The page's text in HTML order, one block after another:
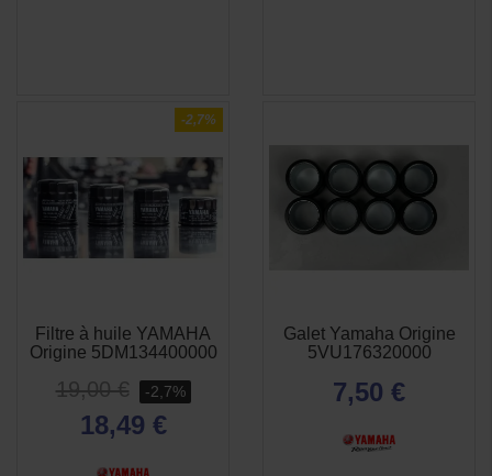
-2,7%
Filtre à huile YAMAHA
Origine 5DM134400000
19,00 € -2,7%
18,49 €
Galet Yamaha Origine
5VU176320000
7,50 €
APERÇU
RAPIDE
APERÇU
RAPIDE